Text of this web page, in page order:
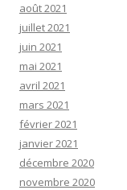
août 2021
juillet 2021
juin 2021
mai 2021
avril 2021
mars 2021
février 2021
janvier 2021
décembre 2020
novembre 2020